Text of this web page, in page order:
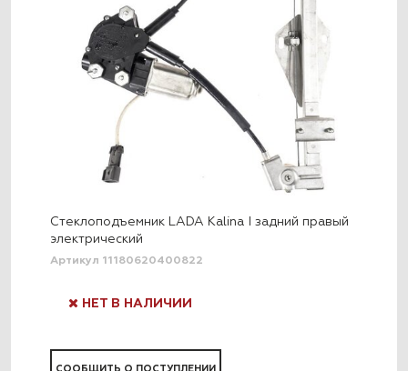
Стеклоподъемник LADA Kalina I задний правый
электрический
Артикул 11180620400822
НЕТ В НАЛИЧИИ
СООБЩИТЬ О ПОСТУПЛЕНИИ